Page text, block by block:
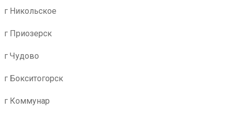
г Никольское
г Приозерск
г Чудово
г Бокситогорск
г Коммунар